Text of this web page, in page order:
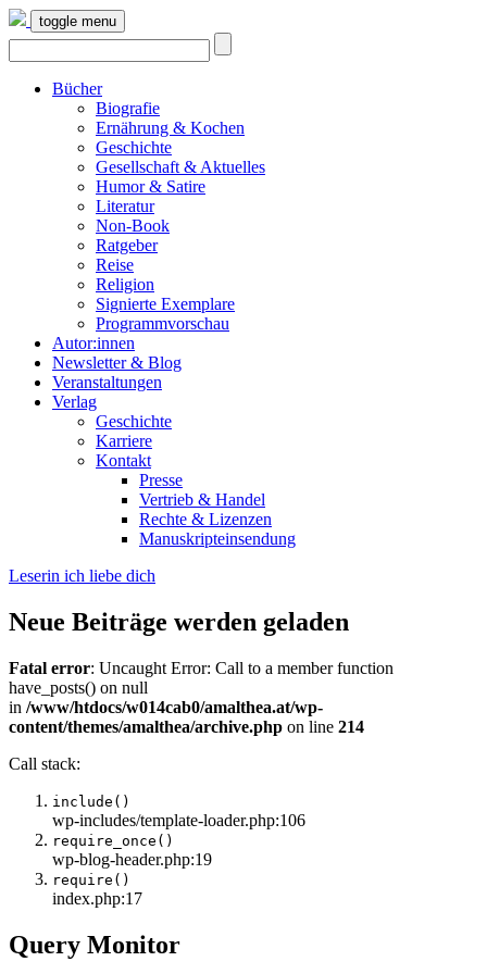
toggle menu
Bücher
Biografie
Ernährung & Kochen
Geschichte
Gesellschaft & Aktuelles
Humor & Satire
Literatur
Non-Book
Ratgeber
Reise
Religion
Signierte Exemplare
Programmvorschau
Autor:innen
Newsletter & Blog
Veranstaltungen
Verlag
Geschichte
Karriere
Kontakt
Presse
Vertrieb & Handel
Rechte & Lizenzen
Manuskripteinsendung
Leserin ich liebe dich
Neue Beiträge werden geladen
Fatal error: Uncaught Error: Call to a member function
have_posts() on null
in /www/htdocs/w014cab0/amalthea.at/wp-
content/themes/amalthea/archive.php on line 214
Call stack:
include()
wp-includes/template-loader.php:106
require_once()
wp-blog-header.php:19
require()
index.php:17
Query Monitor